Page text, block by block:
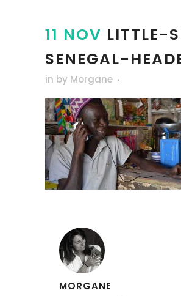
11 NOV LITTLE-
SENEGAL-
in by Morgane
MORGANE